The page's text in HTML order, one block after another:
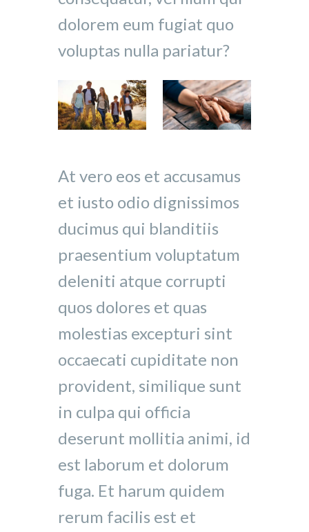
dolorem eum fugiat quo
voluptas nulla pariatur?
At vero eos et accusamus
et iusto odio dignissimos
ducimus qui blanditiis
praesentium voluptatum
deleniti atque corrupti
quos dolores et quas
molestias excepturi sint
occaecati cupiditate non
provident, similique sunt
in culpa qui officia
deserunt mollitia animi, id
est laborum et dolorum
fuga. Et harum quidem
rerum facilis est et